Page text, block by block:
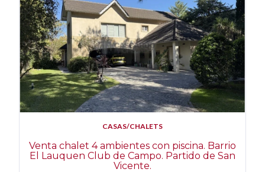
CASAS/CHALETS
Venta chalet 4 ambientes con piscina. Barrio
El Lauquen Club de Campo. Partido de San
Vicente.